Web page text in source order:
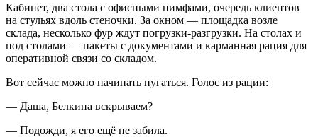
Кабинет, два стола с офисными нимфами, очередь клиентов
на стульях вдоль стеночки. За окном — площадка возле
склада, несколько фур ждут погрузки-разгрузки. На столах и
под столами — пакеты с документами и карманная рация для
оперативной связи со складом.
Вот сейчас можно начинать пугаться. Голос из рации:
— Даша, Белкина вскрываем?
— Подожди, я его ещё не забила.